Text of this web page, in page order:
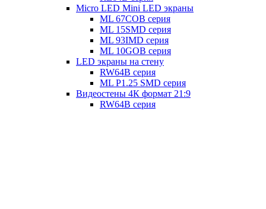
Micro LED Mini LED экраны
ML 67COB серия
ML 15SMD серия
ML 93IMD серия
ML 10GOB серия
LED экраны на стену
RW64B серия
ML P1.25 SMD серия
Видеостены 4К формат 21:9
RW64B серия